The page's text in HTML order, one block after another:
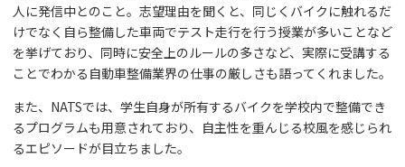
人に発信中とのこと。志望理由を聞くと、同じくバイクに触れるだ
けでなく自ら整備した車両でテスト走行を行う授業が多いことなど
を挙げており、同時に安全上のルールの多さなど、実際に受講する
ことでわかる自動車整備業界の仕事の厳しさも語ってくれました。
また、NATSでは、学生自身が所有するバイクを学校内で整備でき
るプログラムも用意されており、自主性を重んじる校風を感じられ
るエピソードが目立ちました。